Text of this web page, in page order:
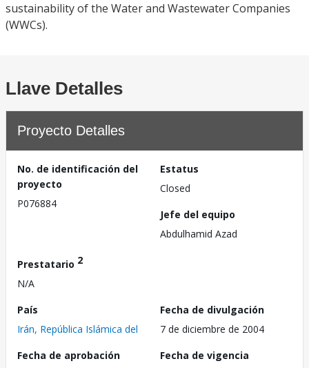
sustainability of the Water and Wastewater Companies
(WWCs).
Llave Detalles
Proyecto Detalles
No. de identificación del
proyecto
P076884
Estatus
Closed
Jefe del equipo
Abdulhamid Azad
Prestatario 2
N/A
País
Irán, República Islámica del
Fecha de divulgación
7 de diciembre de 2004
Fecha de aprobación
Fecha de vigencia